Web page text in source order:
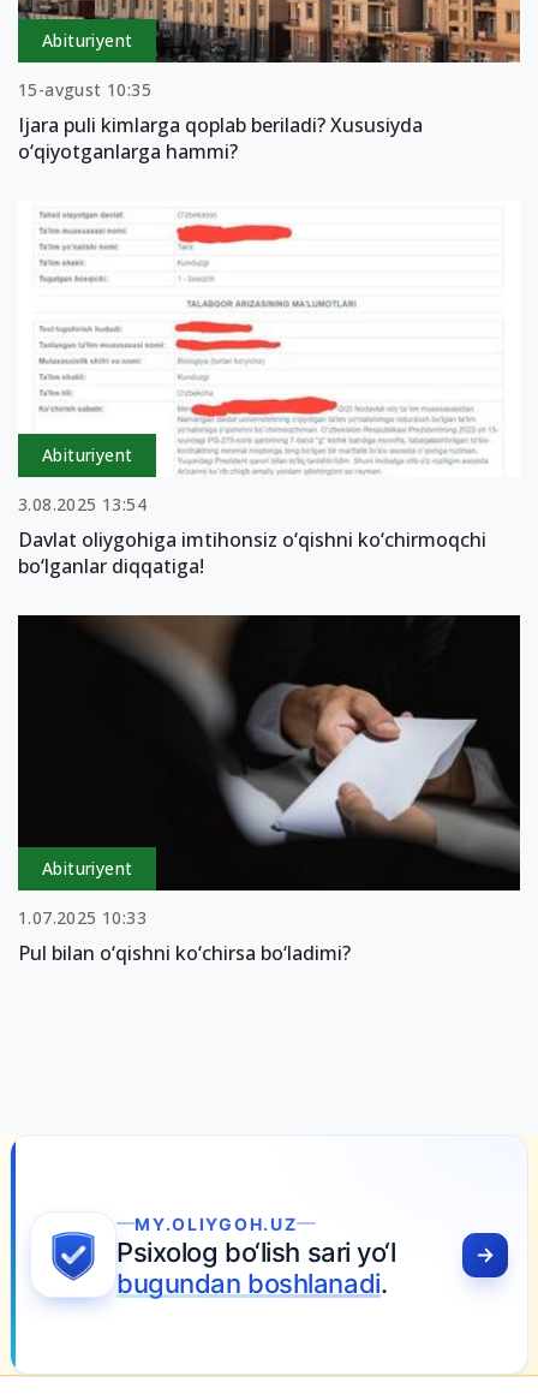
Abituriyent
15-avgust 10:35
Ijara puli kimlarga qoplab beriladi? Xususiyda
o‘qiyotganlarga hammi?
Abituriyent
3.08.2025 13:54
Davlat oliygohiga imtihonsiz o‘qishni ko‘chirmoqchi
bo‘lganlar diqqatiga!
Abituriyent
1.07.2025 10:33
Pul bilan o‘qishni ko‘chirsa bo‘ladimi?